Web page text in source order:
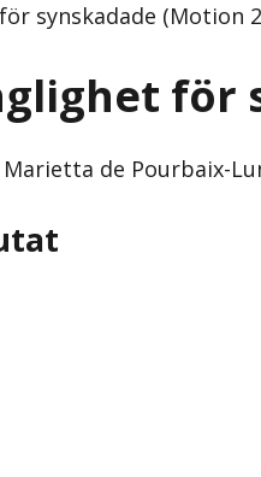
synskadade (Motion
för
Marietta de Pourbaix-